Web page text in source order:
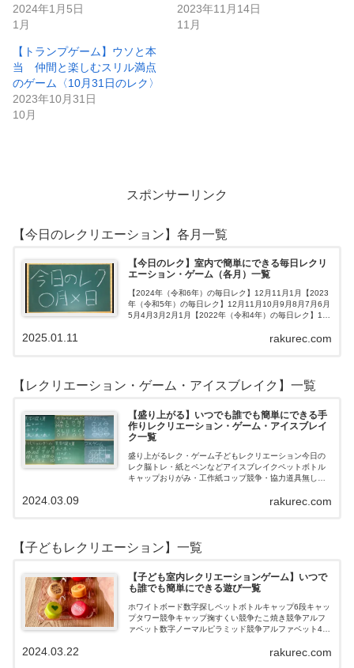
2024年1月5日
1月
2023年11月14日
11月
【トランプゲーム】ウソと本
当 仲間と楽しむスリル満点
のゲーム〈10月31日のレク〉
2023年10月31日
10月
スポンサーリンク
【今日のレクリエーション】各月一覧
【今日のレク】室内で簡単にできる毎日レクリ
エーション・ゲーム（各月）一覧
【2024年（令和6年）の毎日レク】12月11月1月【2023
年（令和5年）の毎日レク】12月11月10月9月8月7月6月
5月4月3月2月1月【2022年（令和4年）の毎日レク】12
rakurec.com
2025.01.11
【レクリエーション・ゲーム・アイスブレイク】一覧
【盛り上がる】いつでも誰でも簡単にできる手
作りレクリエーション・ゲーム・アイスブレイ
ク一覧
盛り上がるレク・ゲーム子どもレクリエーション今日の
レク脳トレ・紙とペンなどアイスブレイクペットボトル
キャップおりがみ・工作紙コップ競争・協力道具無し・
ロおはじき体操スライム脳トレ無料素材Yo…rakurec.com
2024.03.09
【子どもレクリエーション】一覧
【子ども室内レクリエーションゲーム】いつで
も誰でも簡単にできる遊び一覧
ホワイトボード数字探しペットボトルキャップ6段キャッ
プタワー競争キャップ掬すくい競争たこ焼き競争アルフ
ァベット数字ノーマルピラミッド競争アルファベット4段
rakurec.com
2024.03.22